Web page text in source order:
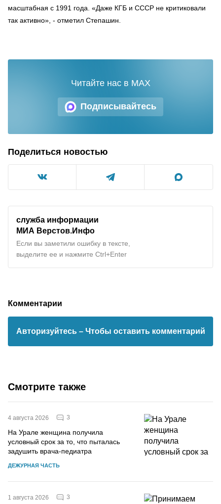
масштабная с 1991 года. «Даже КГБ и СССР не критиковали
так активно», - отметил Степашин.
Подписывайтесь
Читайте нас в MAX
Поделиться новостью
служба информации
МИА Верстов.Инфо
Если вы заметили ошибку в тексте,
выделите ее и нажмите Ctrl+Enter
Комментарии
Авторизуйтесь – Чтобы оставить комментарий
Смотрите также
4 августа 2026 3
На Урале женщина получила
условный срок за то, что пыталась
задушить врача-педиатра
ДЕЖУРНАЯ ЧАСТЬ
1 августа 2026 3